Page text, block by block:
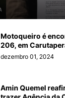
Motoqueiro é
206, em
dezembro 01, 2024
Amin Quemel